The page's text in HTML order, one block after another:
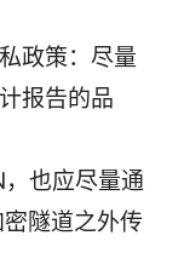
政策：尽量
报告的品
也应尽量通
隧道之外传